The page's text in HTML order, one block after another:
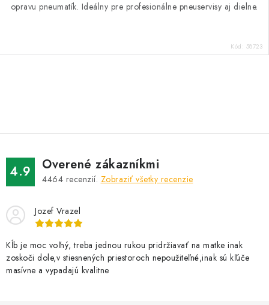
opravu pneumatík. Ideálny pre profesionálne pneuservisy aj dielne.
Kód: 58723
á
d
a
c
e
r
v
k
4.9 Overené zákazníkmi
4464 recenzií. Zobraziť všetky recenzie
Jozef Vrazel
Kĺb je moc voľný, treba jednou rukou pridržiavať na matke inak
zoskoči dole,v stiesnených priestoroch nepoužiteľné,inak sú kľúče
masívne a vypadajú kvalitne